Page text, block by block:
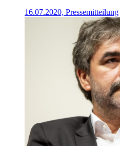
16.07.2020, Pressemitteilung